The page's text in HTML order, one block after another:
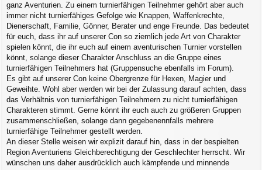
ganz Aventurien. Zu einem turnierfähigen Teilnehmer gehört aber auch
immer nicht turnierfähiges Gefolge wie Knappen, Waffenkrechte,
Dienerschaft, Familie, Gönner, Berater und enge Freunde. Das bedeutet
für euch, dass ihr auf unserer Con so ziemlich jede Art von Charakter
spielen könnt, die ihr euch auf einem aventurischen Turnier vorstellen
könnt, solange dieser Charakter Anschluss an die Gruppe eines
turnierfähigen Teilnehmers hat (Gruppensuche ebenfalls im Forum).
Es gibt auf unserer Con keine Obergrenze für Hexen, Magier und
Geweihte. Wohl aber werden wir bei der Zulassung darauf achten, dass
das Verhältnis von turnierfähigen Teilnehmern zu nicht turnierfähigen
Charakteren stimmt. Gerne könnt ihr euch auch zu größeren Gruppen
zusammenschließen, solange dann gegebenennfalls mehrere
turnierfähige Teilnehmer gestellt werden.
An dieser Stelle weisen wir explizit darauf hin, dass in der bespielten
Region Aventuriens Gleichberechtigung der Geschlechter herrscht. Wir
wünschen uns daher ausdrücklich auch kämpfende und minnende